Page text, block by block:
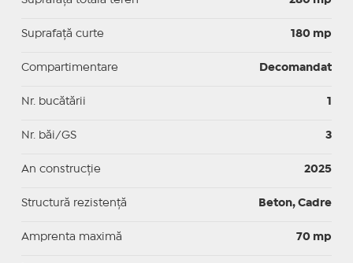
Suprafaţă curte 180 mp
Compartimentare Decomandat
Nr. bucătării 1
Nr. băi/GS 3
An construcție 2025
Structură rezistență Beton, Cadre
Amprenta maximă 70 mp